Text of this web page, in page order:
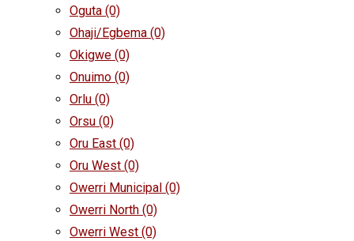
Oguta (0)
Ohaji/Egbema (0)
Okigwe (0)
Onuimo (0)
Orlu (0)
Orsu (0)
Oru East (0)
Oru West (0)
Owerri Municipal (0)
Owerri North (0)
Owerri West (0)